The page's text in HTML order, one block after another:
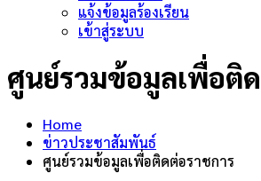
แจ้งข้อมูลร้องเรียน
เข้าสู่ระบบ
ศูนย์รวมข้อมูลเพื่อติ
Home
ข่าวประชาสัมพันธ์
ศูนย์รวมข้อมูลเพื่อติดต่อราชการ